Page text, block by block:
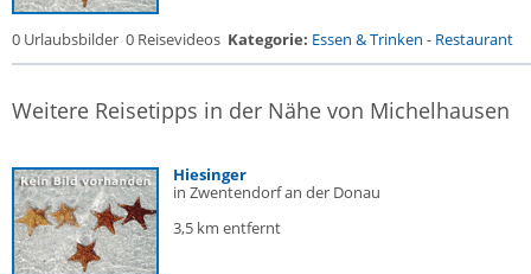
0 Urlaubsbilder 0 Reisevideos Kategorie: Essen & Trinken - Restaurant
Weitere Reisetipps in der Nähe von Michelhausen
Hiesinger
in Zwentendorf an der Donau
3,5 km entfernt